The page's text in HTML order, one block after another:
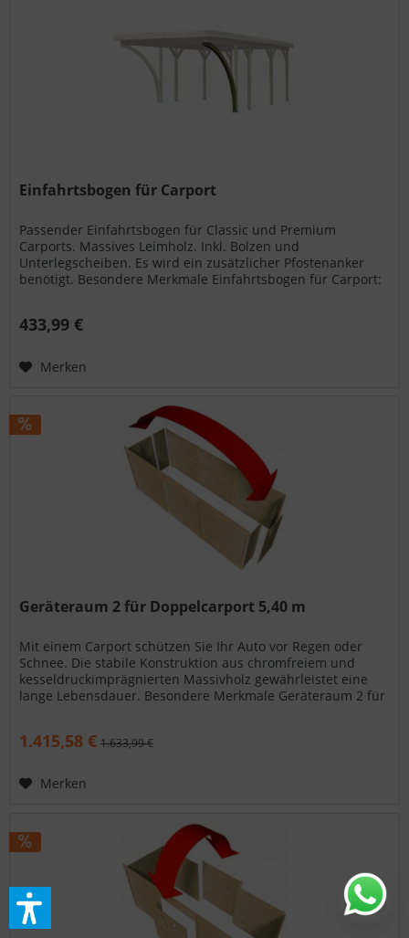
Einfahrtsbogen für Carport
Passender Einfahrtsbogen für Classic und Premium
Carports. Massives Leimholz. Inkl. Bolzen und
Unterlegscheiben. Es wird ein zusätzlicher Pfostenanker
benötigt. Besondere Merkmale Einfahrtsbogen für Carport:
433,99 €
Merken
Geräteraum 2 für Doppelcarport 5,40 m
Mit einem Carport schützen Sie Ihr Auto vor Regen oder
Schnee. Die stabile Konstruktion aus chromfreiem und
kesseldruckimprägnierten Massivholz gewährleistet eine
lange Lebensdauer. Besondere Merkmale Geräteraum 2 für
1.415,58 € 1.633,99 €
Merken